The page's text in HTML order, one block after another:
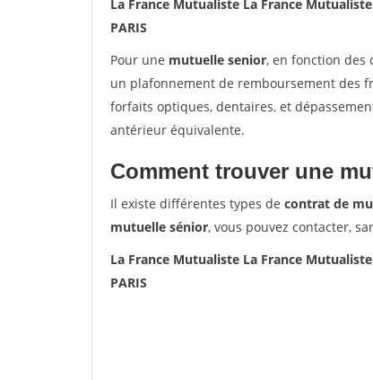
La France Mutualiste La France
PARIS
Pour une mutuelle senior, en fonction des
un plafonnement de remboursement des
forfaits optiques, dentaires, et
antérieur équivalente.
Comment trouver une
Il existe différentes types de contrat de
mutuelle sénior, vous pouvez contacter,
La France Mutualiste La France
PARIS